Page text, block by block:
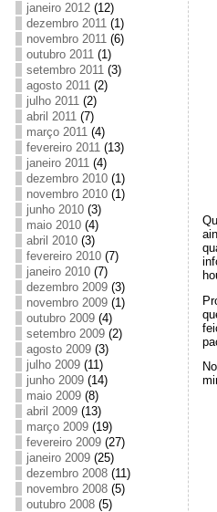
janeiro 2012(12)
dezembro 2011(1)
novembro 2011(6)
outubro 2011(1)
setembro 2011(3)
agosto 2011(2)
julho 2011(2)
abril 2011(7)
março 2011(4)
fevereiro 2011(13)
janeiro 2011(4)
dezembro 2010(1)
novembro 2010(1)
junho 2010(3)
maio 2010(4)
abril 2010(3)
fevereiro 2010(7)
janeiro 2010(7)
dezembro 2009(3)
novembro 2009(1)
outubro 2009(4)
setembro 2009(2)
agosto 2009(3)
julho 2009(11)
junho 2009(14)
maio 2009(8)
abril 2009(13)
março 2009(19)
fevereiro 2009(27)
janeiro 2009(25)
dezembro 2008(11)
novembro 2008(5)
outubro 2008(5)